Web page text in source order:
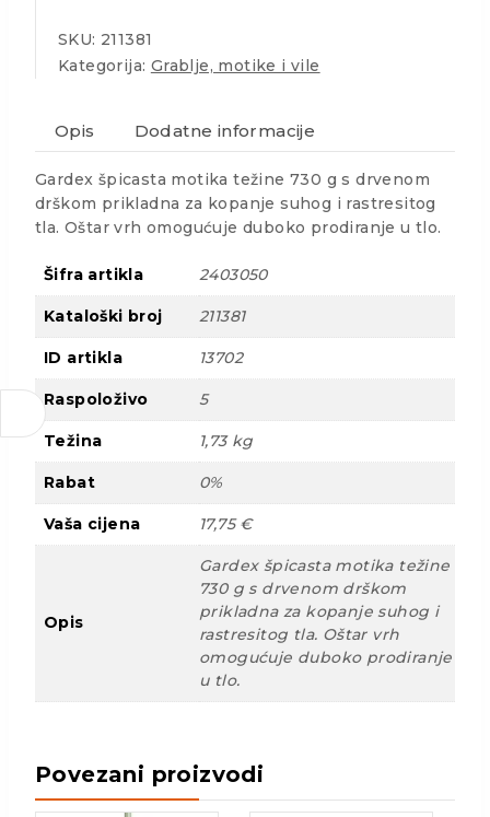
SKU: 211381
Kategorija: Grablje, motike i vile
Opis Dodatne informacije
Gardex špicasta motika težine 730 g s drvenom
drškom prikladna za kopanje suhog i rastresitog
tla. Oštar vrh omogućuje duboko prodiranje u tlo.
Šifra artikla 2403050
Kataloški broj 211381
ID artikla 13702
Raspoloživo 5
Težina 1,73 kg
Rabat 0%
Vaša cijena 17,75 €
Opis
Gardex špicasta motika težine
730 g s drvenom drškom
prikladna za kopanje suhog i
rastresitog tla. Oštar vrh
omogućuje duboko prodiranje
u tlo.
Povezani proizvodi